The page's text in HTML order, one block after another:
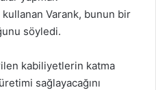
Varank, bunun bir
söyledi.
kabiliyetlerin katma
sağlayacağını